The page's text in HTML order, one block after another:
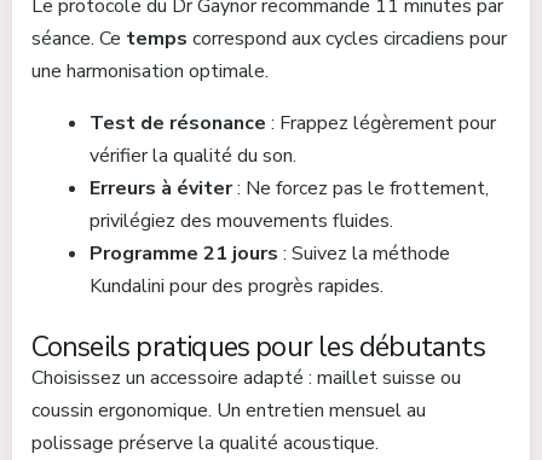
Le protocole du Dr Gaynor recommande 11 minutes par
séance. Ce temps correspond aux cycles circadiens pour
une harmonisation optimale.
Test de résonance : Frappez légèrement pour
vérifier la qualité du son.
Erreurs à éviter: Ne forcez pas le frottement,
privilégiez des mouvements fluides.
Programme 21 jours : Suivez la méthode
Kundalini pour des progrès rapides.
Conseils pratiques pour les débutants
Choisissez un accessoire adapté : maillet suisse ou
coussin ergonomique. Un entretien mensuel au
polissage préserve la qualité acoustique.